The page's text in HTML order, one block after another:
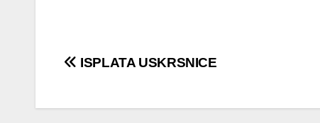
Navigacija
ISPLATA USKRSNICE